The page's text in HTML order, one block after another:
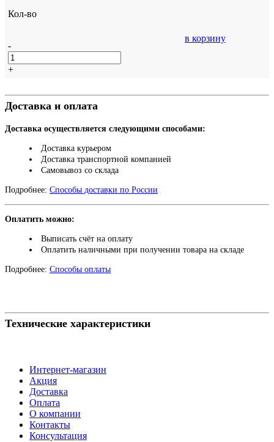
Кол-во
-
+
в корзину
Доставка и оплата
Доставка осуществляется следующими способами:
Доставка курьером
Доставка транспортной компанией
Самовывоз со склада
Подробнее: Способы доставки по России
Оплатить можно:
Выписать счёт на оплату
Оплатить наличными при получении товара на складе
Подробнее: Способы оплаты
Технические характеристики
Интернет-магазин
Акция
Доставка
Оплата
О компании
Контакты
Консультация